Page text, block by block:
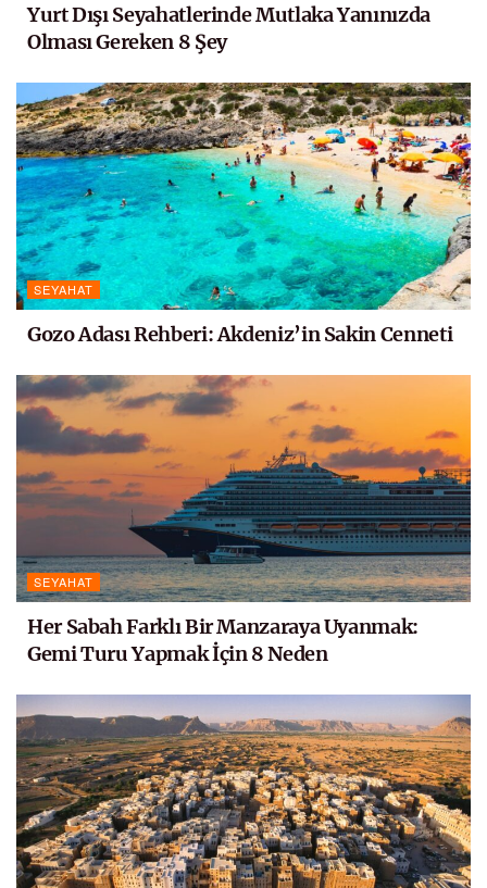
Yurt Dışı Seyahatlerinde Mutlaka Yanınızda
Olması Gereken 8 Şey
SEYAHAT
Gozo Adası Rehberi: Akdeniz’in Sakin Cenneti
SEYAHAT
Her Sabah Farklı Bir Manzaraya Uyanmak:
Gemi Turu Yapmak İçin 8 Neden